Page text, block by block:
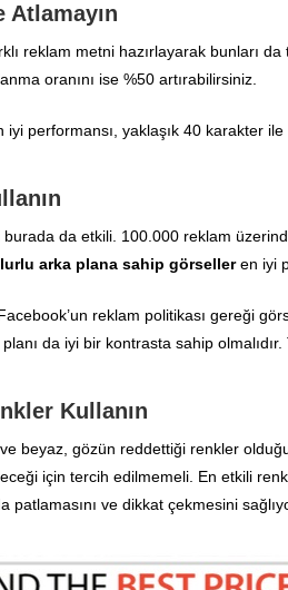
Atlamayın
reklam metni hazırlayarak bunları
oranını ise %50 artırabilirsiniz.
performansı, yaklaşık 40 karakter
da etkili. 100.000 reklam
arka plana sahip görselleren iyi
reklam politikası gereği
da iyi bir kontrasta sahip
Kullanın
beyaz, gözün reddettiği renkler
için tercih edilmemeli. En etkili
patlamasını ve dikkat çekmesini